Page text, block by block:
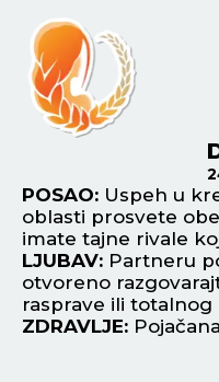
POSAO: Uspeh u
oblasti prosvete
imate tajne rivale
LJUBAV: Partneru
otvoreno
rasprave ili totalnog
ZDRAVLJE: